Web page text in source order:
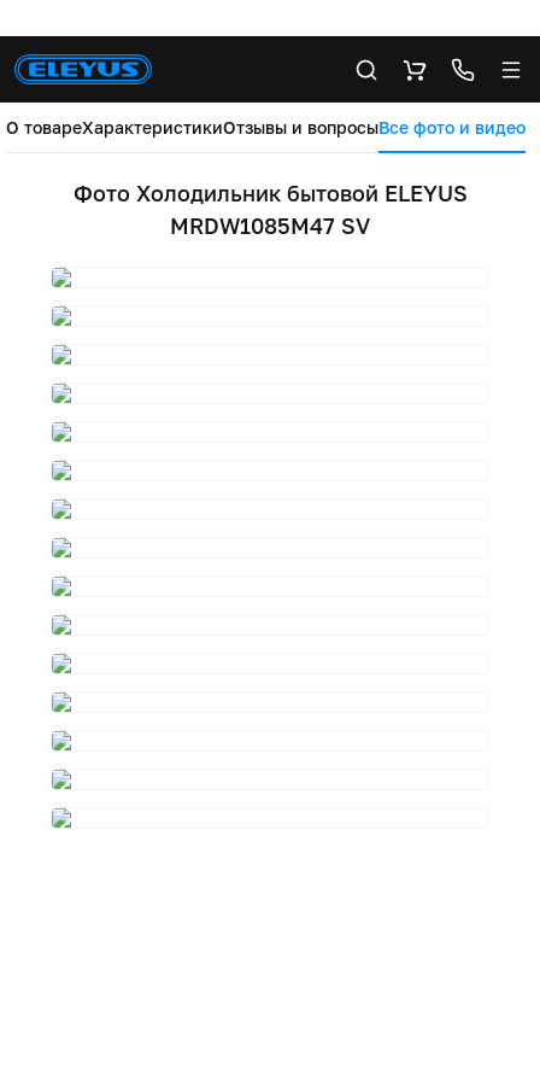
О товареХарактеристикиОтзывы и вопросыВсе фото и видео
Фото Холодильник бытовой ELEYUS
MRDW1085M47 SV